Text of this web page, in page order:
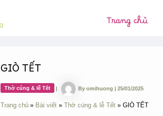
Trang chủ
GIÒ TẾT
Thờ cúng & lễ Tết | By omihuong | 25/01/2025
Trang chủ Bài viết Thờ cúng & lễ Tết GIÒ TẾT